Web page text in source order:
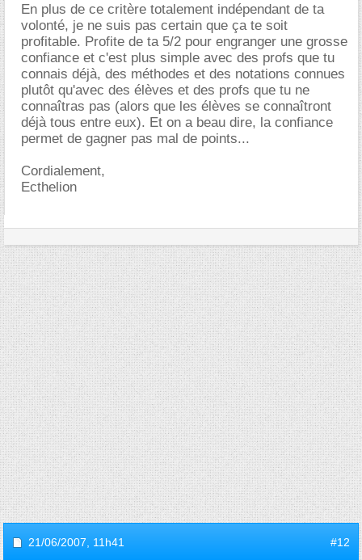
En plus de ce critère totalement indépendant de ta
volonté, je ne suis pas certain que ça te soit
profitable. Profite de ta 5/2 pour engranger une grosse
confiance et c'est plus simple avec des profs que tu
connais déjà, des méthodes et des notations connues
plutôt qu'avec des élèves et des profs que tu ne
connaîtras pas (alors que les élèves se connaîtront
déjà tous entre eux). Et on a beau dire, la confiance
permet de gagner pas mal de points...
Cordialement,
Ecthelion
21/06/2007, 11h41 #12